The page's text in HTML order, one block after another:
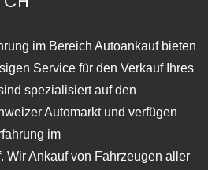
im Bereich Autoankauf bieten
Service für den Verkauf Ihres
spezialisiert auf den
Automarkt und verfügen
im
Wir Ankauf von Fahrzeugen aller